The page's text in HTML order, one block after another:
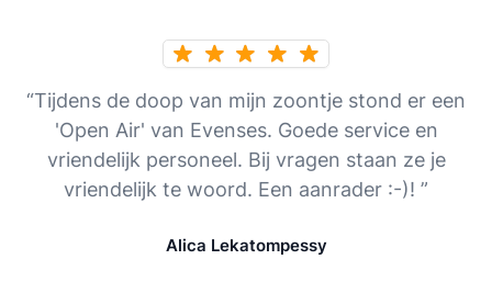
“Tijdens de doop van mijn zoontje stond er een
'Open Air' van Evenses. Goede service en
vriendelijk personeel. Bij vragen staan ze je
vriendelijk te woord. Een aanrader :-)! ”
Alica Lekatompessy